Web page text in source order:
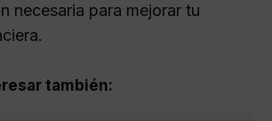
necesaria para mejorar tu
también: